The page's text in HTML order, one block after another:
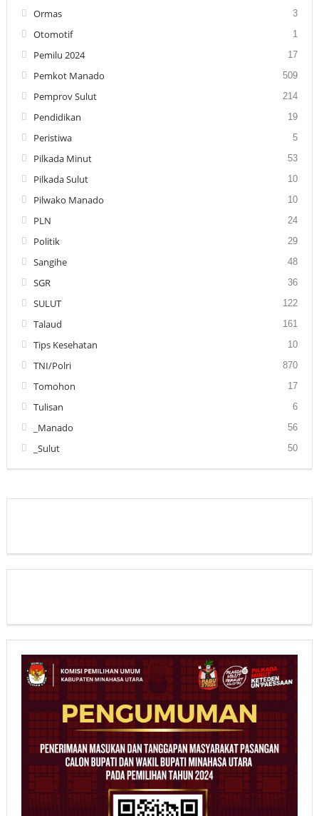
Ormas 3
Otomotif 1
Pemilu 2024 17
Pemkot Manado 509
Pemprov Sulut 214
Pendidikan 19
Peristiwa 5
Pilkada Minut 53
Pilkada Sulut 10
Pilwako Manado 10
PLN 24
Politik 29
Sangihe 48
SGR 36
SULUT 122
Talaud 161
Tips Kesehatan 10
TNI/Polri 870
Tomohon 17
Tulisan 6
_Manado 56
_Sulut 50